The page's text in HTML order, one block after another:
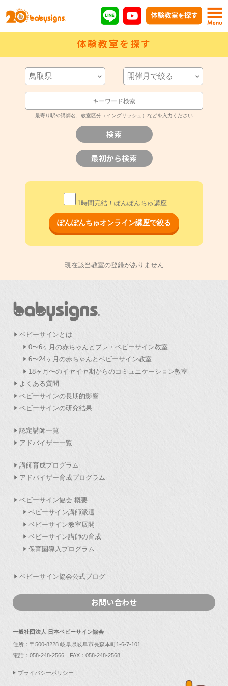
体験教室を探す
最寄り駅や講師名、教室区分（イングリッシュ）などを入力ください
1時間完結！ぽんぽんちゅ講座
ぽんぽんちゅオンライン講座で絞る
現在該当教室の登録がありません
ベビーサインとは
0〜6ヶ月の赤ちゃんとプレ・ベビーサイン教室
6〜24ヶ月の赤ちゃんとベビーサイン教室
18ヶ月〜のイヤイヤ期からのコミュニケーション教室
よくある質問
ベビーサインの長期的影響
ベビーサインの研究結果
認定講師一覧
アドバイザー一覧
講師育成プログラム
アドバイザー育成プログラム
ベビーサイン協会 概要
ベビーサイン講師派遣
ベビーサイン教室展開
ベビーサイン講師の育成
保育園導入プログラム
ベビーサイン協会公式ブログ
お問い合わせ
一般社団法人 日本ベビーサイン協会
住所：〒500-8228 岐阜県岐阜市長森本町1-6-7-101
電話： 058-248-2566 FAX：058-248-2568
プライバシーポリシー